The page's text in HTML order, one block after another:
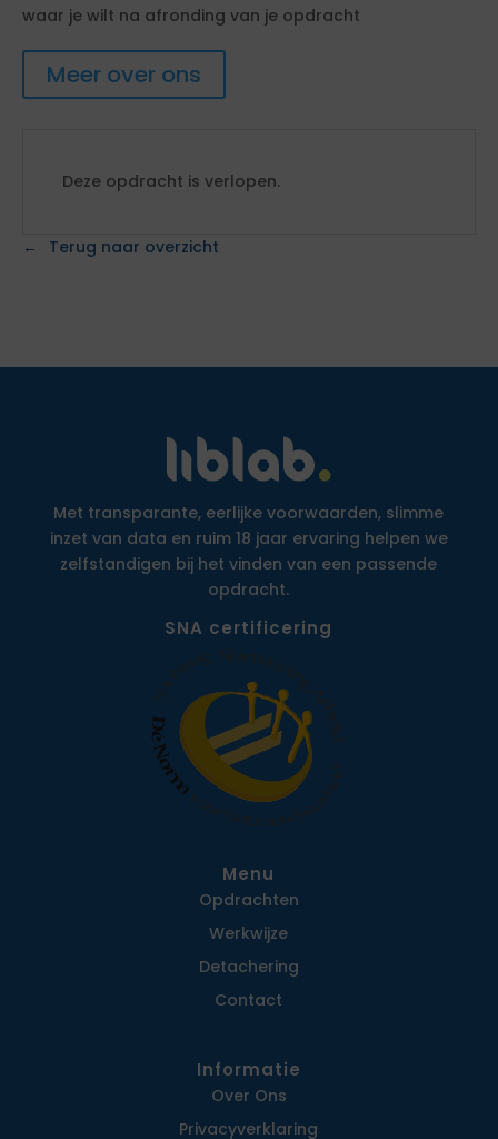
waar je wilt na afronding van je opdracht
Meer over ons
Deze opdracht is verlopen.
Terug naar overzicht
Met transparante, eerlijke voorwaarden, slimme
inzet van data en ruim 18 jaar ervaring helpen we
zelfstandigen bij het vinden van een passende
opdracht.
SNA certificering
Menu
Opdrachten
Werkwijze
Detachering
Contact
Informatie
Over Ons
Privacy­verklaring